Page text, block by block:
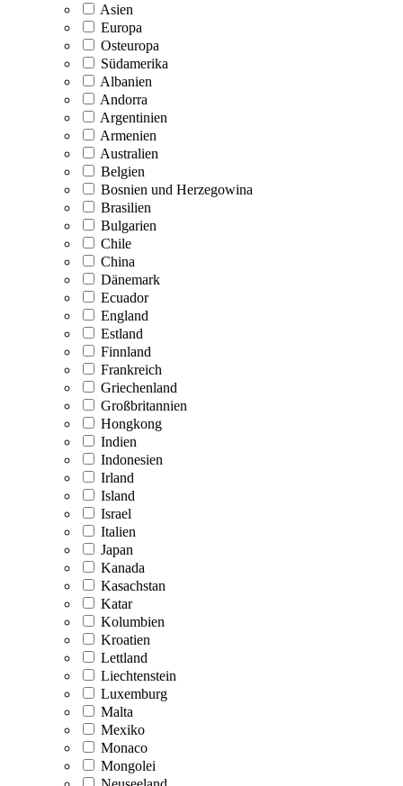
Asien
Europa
Osteuropa
Südamerika
Albanien
Andorra
Argentinien
Armenien
Australien
Belgien
Bosnien und Herzegowina
Brasilien
Bulgarien
Chile
China
Dänemark
Ecuador
England
Estland
Finnland
Frankreich
Griechenland
Großbritannien
Hongkong
Indien
Indonesien
Irland
Island
Israel
Italien
Japan
Kanada
Kasachstan
Katar
Kolumbien
Kroatien
Lettland
Liechtenstein
Luxemburg
Malta
Mexiko
Monaco
Mongolei